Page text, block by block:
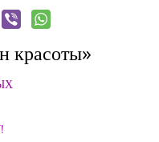
красоты»